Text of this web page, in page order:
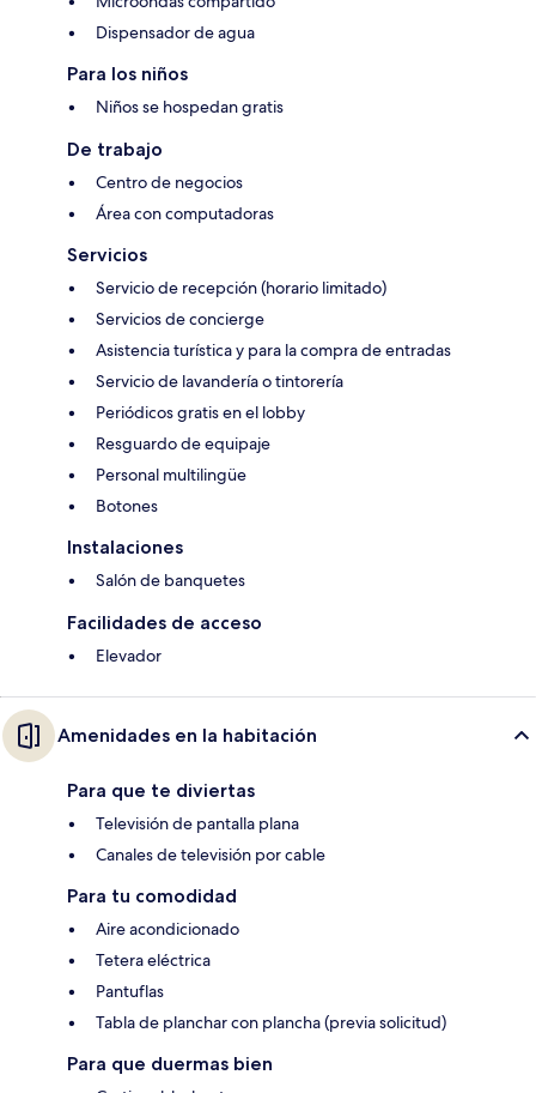
Dispensador de agua
Para los niños
Niños se hospedan gratis
De trabajo
Centro de negocios
Área con computadoras
Servicios
Servicio de recepción (horario limitado)
Servicios de concierge
Asistencia turística y para la compra de entradas
Servicio de lavandería o tintorería
Periódicos gratis en el lobby
Resguardo de equipaje
Personal multilingüe
Botones
Instalaciones
Salón de banquetes
Facilidades de acceso
Elevador
Amenidades en la habitación
Para que te diviertas
Televisión de pantalla plana
Canales de televisión por cable
Para tu comodidad
Aire acondicionado
Tetera eléctrica
Pantuflas
Tabla de planchar con plancha (previa solicitud)
Para que duermas bien